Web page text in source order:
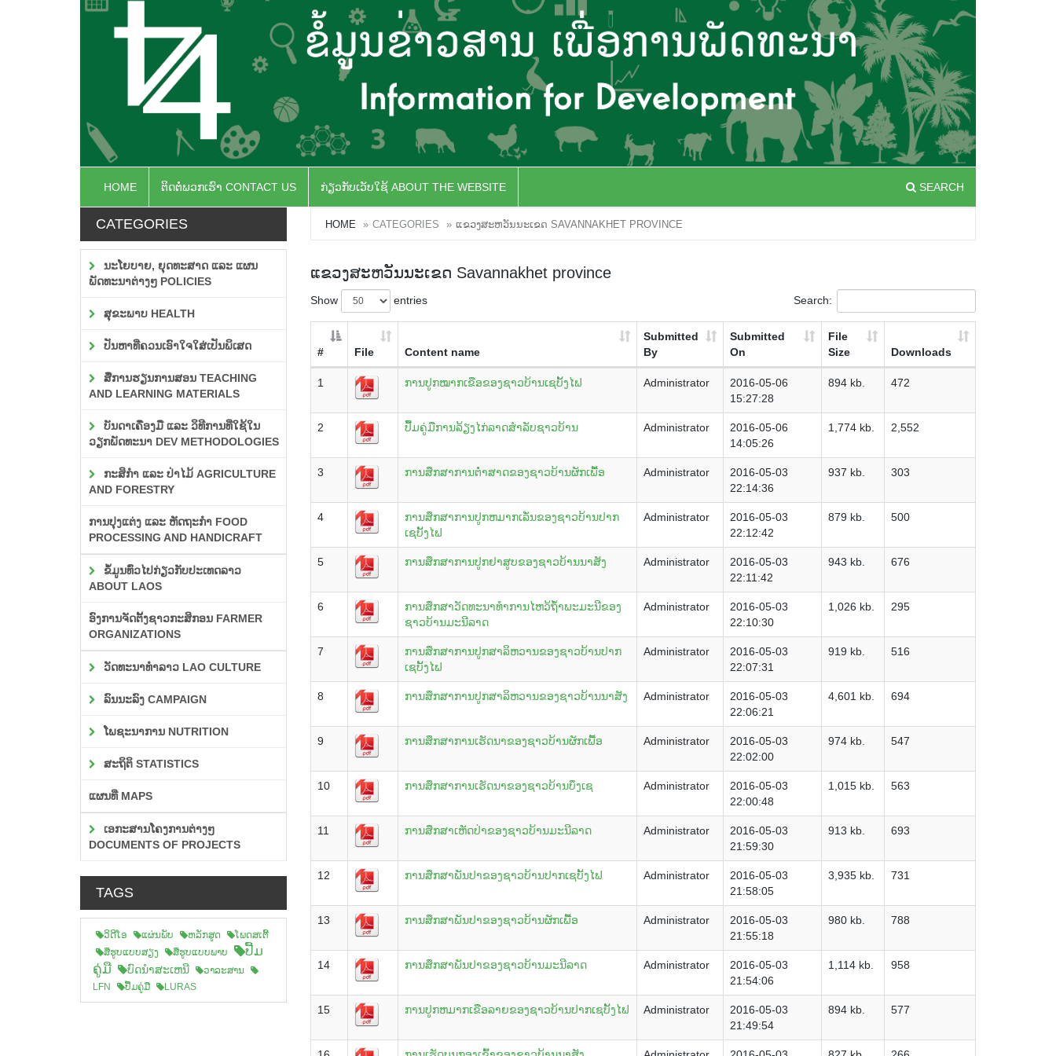
HOME ຕິດຕໍ່ພວກເຮົາ CONTACT US ກ່ຽວກັບເວັບໃຊ້ ABOUT THE WEBSITE SEARCH
CATEGORIES
ນະໂຍບາຍ, ຍຸດທະສາດ ແລະ ແຜນ
ພັດທະນາຕ່າງໆ POLICIES
ສຸຂະພາບ HEALTH
ປັນຫາທີ່ຄວນເອົາໃຈໃສ່ເປັນພິເສດ
ສື່ການຮຽນການສອນ TEACHING
AND LEARNING MATERIALS
ບັນດາເຄື່ອງມື ແລະ ວິທີການທີ່ໃຊ້ໃນ
ວຽກພັດທະນາ DEV METHODOLOGIES
ກະສິກຳ ແລະ ປ່າໄມ້ AGRICULTURE
AND FORESTRY
ການປຸງແຕ່ງ ແລະ ຫັດຖະກຳ FOOD
PROCESSING AND HANDICRAFT
ຂໍ້ມູນທົ່ວໄປກ່ຽວກັບປະເທດລາວ
ABOUT LAOS
ອົງການຈັດຕັ້ງຊາວກະສິກອນ FARMER
ORGANIZATIONS
ວັດທະນາທຳລາວ LAO CULTURE
ລົນນະລົງ CAMPAIGN
ໂພຊະນາການ NUTRITION
ສະຖິຕິ STATISTICS
ແຜນທີ່ MAPS
ເອກະສານໂຄງການຕ່າງໆ
DOCUMENTS OF PROJECTS
TAGS
ວິດີໂອ ແຜ່ນພັບ ຫລັກສູດ
ໂພດສເຕີ້
ສືຮູບແບບສຽງ
ສື່ຮູບແບບພາບ
ປື້ມ
ຄູ່ມື
ບົດນຳສະເຫນີ
ວາລະສານ
LFN
ປື້ມຄູ່ມື LURAS
HOME CATEGORIES ແຂວງສະຫວັນນະເຂດ SAVANNAKHET PROVINCE
ແຂວງສະຫວັນນະເຂດ Savannakhet province
Show entries Search:
# File Content name
Submitted
By
Submitted
On
File
Size
Downloads
1 ການປູກໝາກເຂືອຂອງຊາວບ້ານເຊບັ້ງໄຟ Administrator
2016-05-06
15:27:28
894 kb. 472
2 ປື້ມຄູ່ມືການລ້ຽງໄກ່ລາດສຳລັບຊາວບ້ານ Administrator
2016-05-06
14:05:26
1,774 kb. 2,552
3 ການສຶກສາການຕໍ່າສາດຂອງຊາວບ້ານຜັກເພື້ອ Administrator
2016-05-03
22:14:36
937 kb. 303
4
ການສຶກສາການປູກຫມາກເລັ່ນຂອງຊາວບ້ານປາກ
ເຊບັ້ງໄຟ
Administrator
2016-05-03
22:12:42
879 kb. 500
5 ການສຶກສາການປູກຢາສູບຂອງຊາວບ້ານນາສັງ Administrator
2016-05-03
22:11:42
943 kb. 676
6
ການສຶກສາວັດທະນາທຳການໄຫວ້ຖໍ້າພະມະນີຂອງ
ຊາວບ້ານມະນີລາດ
Administrator
2016-05-03
22:10:30
1,026 kb. 295
7
ການສຶກສາການປູກສາລິຫວານຂອງຊາວບ້ານປາກ
ເຊບັ້ງໄຟ
Administrator
2016-05-03
22:07:31
919 kb. 516
8 ການສຶກສາການປູກສາລິຫວານຂອງຊາວບ້ານນາສັງ Administrator
2016-05-03
22:06:21
4,601 kb. 694
9 ການສຶກສາການເຮັດນາຂອງຊາວບ້ານຜັກເພື້ອ Administrator
2016-05-03
22:02:00
974 kb. 547
10 ການສຶກສາການເຮັດນາຂອງຊາວບ້ານບຶງເຊ Administrator
2016-05-03
22:00:48
1,015 kb. 563
11 ການສຶກສາເຫັດປ່າຂອງຊາວບ້ານມະນີລາດ Administrator
2016-05-03
21:59:30
913 kb. 693
12 ການສຶກສາພັນປາຂອງຊາວບ້ານປາກເຊບັ້ງໄຟ Administrator
2016-05-03
21:58:05
3,935 kb. 731
13 ການສຶກສາພັນປາຂອງຊາວບ້ານຜັກເພື້ອ Administrator
2016-05-03
21:55:18
980 kb. 788
14 ການສຶກສາພັນປາຂອງຊາວບ້ານມະນີລາດ Administrator
2016-05-03
21:54:06
1,114 kb. 958
15 ການປູກຫມາກເຂືອລາຍຂອງຊາວບ້ານປາກເຊບັ້ງໄຟ Administrator
2016-05-03
21:49:54
894 kb. 577